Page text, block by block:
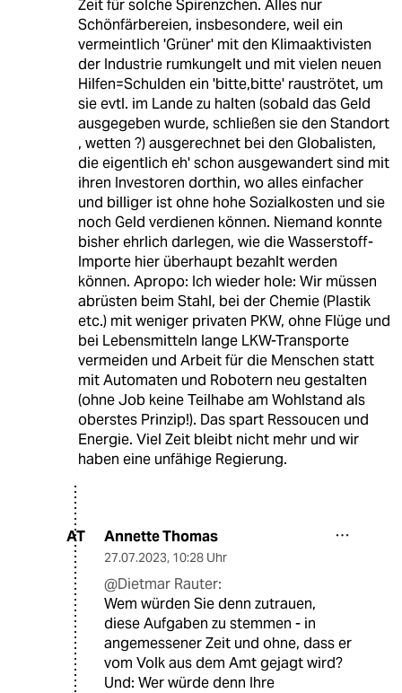
Zeit für solche Spirenzchen. Alles nur
Schönfärbereien, insbesondere, weil ein
vermeintlich 'Grüner' mit den Klimaaktivisten
der Industrie rumkungelt und mit vielen neuen
Hilfen=Schulden ein 'bitte,bitte' rauströtet, um
sie evtl. im Lande zu halten (sobald das Geld
ausgegeben wurde, schließen sie den Standort
, wetten ?) ausgerechnet bei den Globalisten,
die eigentlich eh' schon ausgewandert sind mit
ihren Investoren dorthin, wo alles einfacher
und billiger ist ohne hohe Sozialkosten und sie
noch Geld verdienen können. Niemand konnte
bisher ehrlich darlegen, wie die Wasserstoff-
Importe hier überhaupt bezahlt werden
können. Apropo: Ich wieder hole: Wir müssen
abrüsten beim Stahl, bei der Chemie (Plastik
etc.) mit weniger privaten PKW, ohne Flüge und
bei Lebensmitteln lange LKW-Transporte
vermeiden und Arbeit für die Menschen statt
mit Automaten und Robotern neu gestalten
(ohne Job keine Teilhabe am Wohlstand als
oberstes Prinzip!). Das spart Ressoucen und
Energie. Viel Zeit bleibt nicht mehr und wir
haben eine unfähige Regierung.
AT Annette Thomas
27.07.2023, 10:28 Uhr
@Dietmar Rauter:
Wem würden Sie denn zutrauen,
diese Aufgaben zu stemmen - in
angemessener Zeit und ohne, dass er
vom Volk aus dem Amt gejagt wird?
Und: Wer würde denn Ihre